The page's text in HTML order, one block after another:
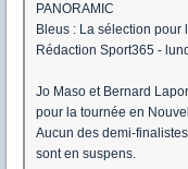
PANORAMIC
Bleus : La sélection pour
Rédaction Sport365 -
Jo Maso et Bernard
pour la tournée en
Aucun des demi-
sont en suspens.